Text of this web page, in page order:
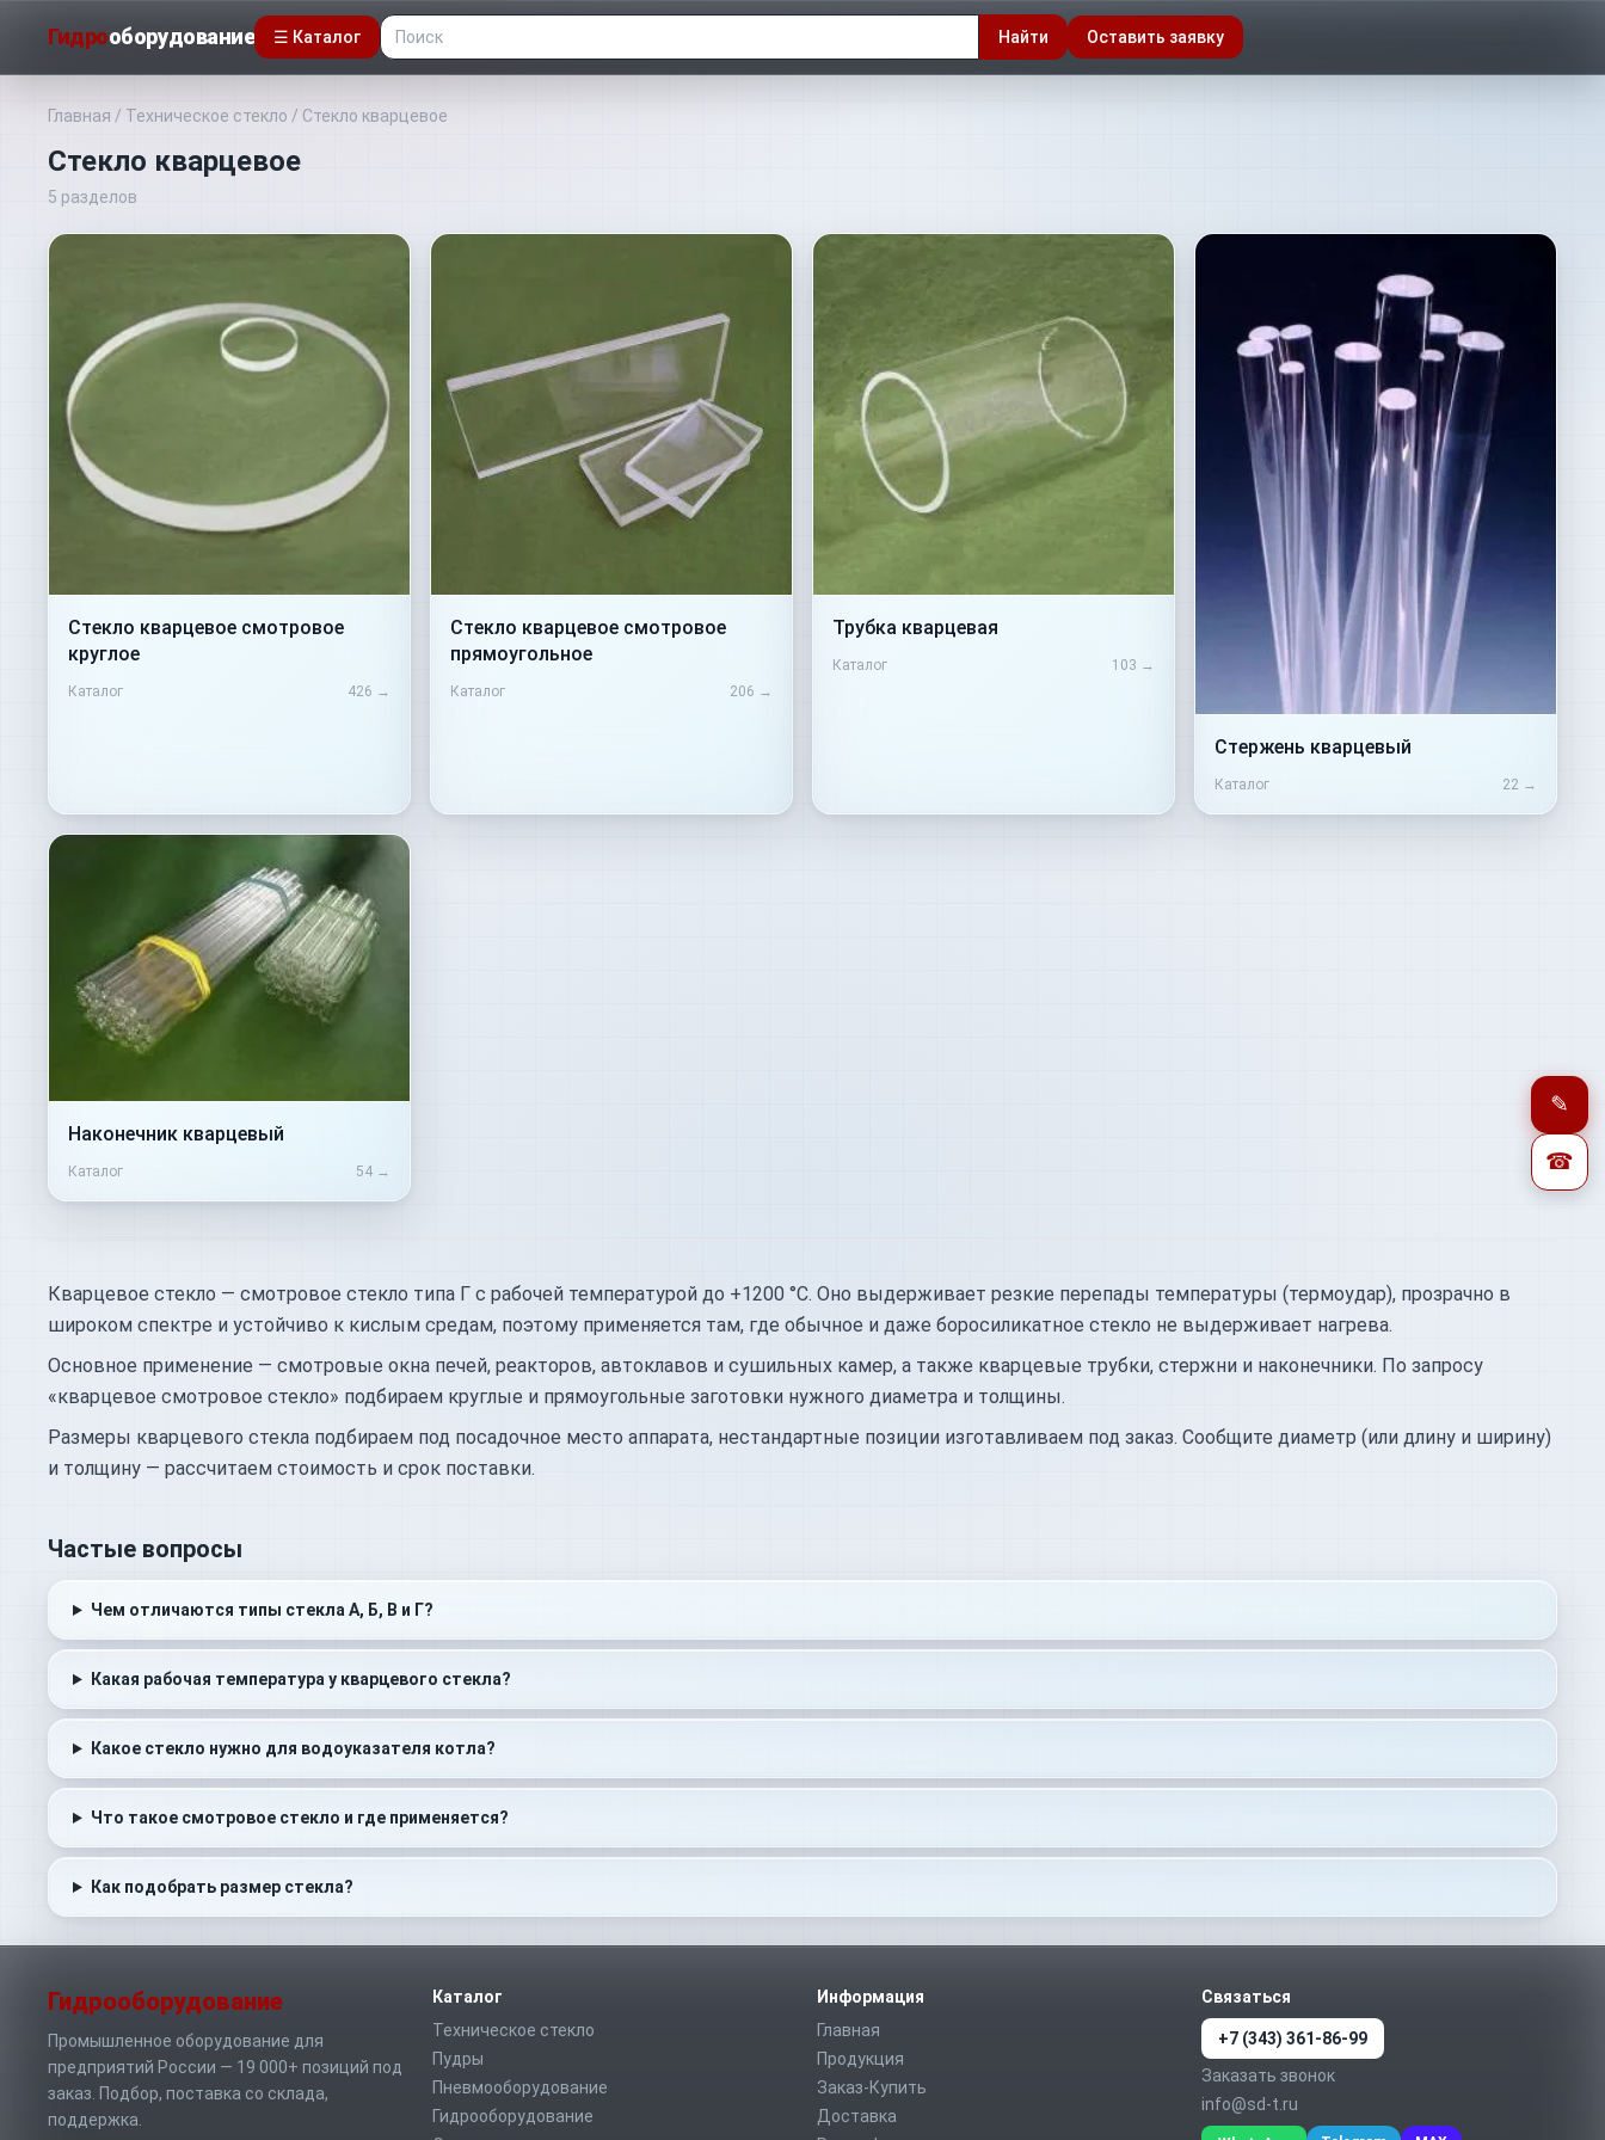
Гидрооборудование ☰ Каталог Найти Оставить заявку
Главная / Техническое стекло / Стекло кварцевое
Стекло кварцевое
5 разделов
Стекло кварцевое смотровое
круглое
Каталог 426 →
Стекло кварцевое смотровое
прямоугольное
Каталог 206 →
Трубка кварцевая
Каталог 103 →
Стержень кварцевый
Каталог 22 →
Наконечник кварцевый
Каталог 54 →
Кварцевое стекло — смотровое стекло типа Г с рабочей температурой до +1200 °C. Оно выдерживает резкие перепады температуры (термоудар), прозрачно в
широком спектре и устойчиво к кислым средам, поэтому применяется там, где обычное и даже боросиликатное стекло не выдерживает нагрева.
Основное применение — смотровые окна печей, реакторов, автоклавов и сушильных камер, а также кварцевые трубки, стержни и наконечники. По запросу
«кварцевое смотровое стекло» подбираем круглые и прямоугольные заготовки нужного диаметра и толщины.
Размеры кварцевого стекла подбираем под посадочное место аппарата, нестандартные позиции изготавливаем под заказ. Сообщите диаметр (или длину и ширину)
и толщину — рассчитаем стоимость и срок поставки.
Частые вопросы
Чем отличаются типы стекла А, Б, В и Г?
Какая рабочая температура у кварцевого стекла?
Какое стекло нужно для водоуказателя котла?
Что такое смотровое стекло и где применяется?
Как подобрать размер стекла?
Гидрооборудование
Промышленное оборудование для
предприятий России — 19 000+ позиций под
заказ. Подбор, поставка со склада,
поддержка.
Каталог
Техническое стекло
Пудры
Пневмооборудование
Гидрооборудование
Информация
Главная
Продукция
Заказ-Купить
Доставка
Связаться
+7 (343) 361-86-99
Заказать звонок
info@sd-t.ru
✎
☎